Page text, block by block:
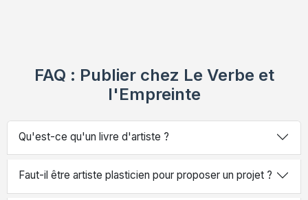
FAQ : Publier chez Le Verbe et
l'Empreinte
Qu'est-ce qu'un livre d'artiste ?
Faut-il être artiste plasticien pour proposer un projet ?